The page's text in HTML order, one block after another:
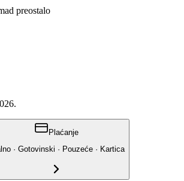
preostalo
Plaćanje
· Gotovinski · Pouzeće · Kartica